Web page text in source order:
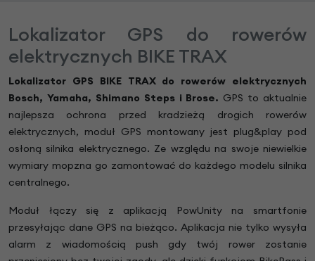
Lokalizator GPS do rowerów
elektrycznych BIKE TRAX
Lokalizator GPS BIKE TRAX do rowerów elektrycznych
Bosch, Yamaha, Shimano Steps i Brose. GPS to aktualnie
najlepsza ochrona przed kradzieżą drogich rowerów
elektrycznych, moduł GPS montowany jest plug&play pod
osłoną silnika elektrycznego. Ze względu na swoje niewielkie
wymiary mopzna go zamontować do każdego modelu silnika
centralnego.
Moduł łączy się z aplikacją PowUnity na smartfonie
przesyłając dane GPS na bieżąco. Aplikacja nie tylko wysyła
alarm z wiadomością push gdy twój rower zostanie